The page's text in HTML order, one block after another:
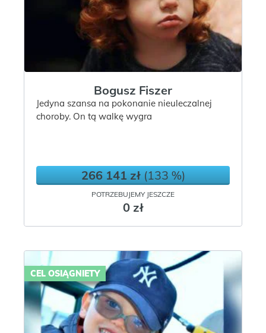
Bogusz Fiszer
Jedyna szansa na pokonanie nieuleczalnej
choroby. On tą walkę wygra
266 141 zł(133 %)
POTRZEBUJEMY JESZCZE
0 zł
CEL OSIĄGNIETY